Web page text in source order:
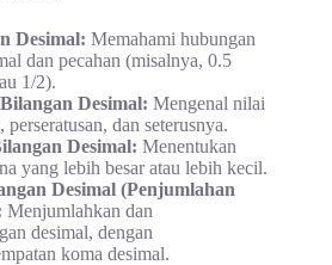
Desimal: Memahami hubungan
dan pecahan (misalnya, 0.5
1/2).
Desimal: Mengenal nilai
dan seterusnya.
Desimal: Menentukan
yang lebih besar atau lebih kecil.
Desimal (Penjumlahan
Menjumlahkan dan
desimal, dengan
koma desimal.